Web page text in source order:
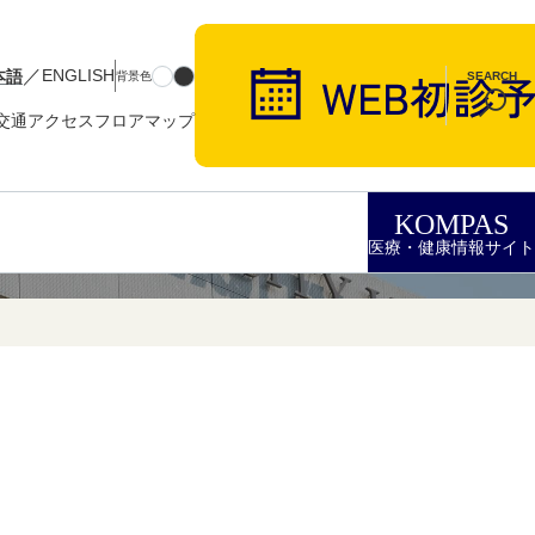
語／ENGLISH背景色
通アクセスフロアマップ
SEARCH
KOMPAS
医療・健康情報サイト